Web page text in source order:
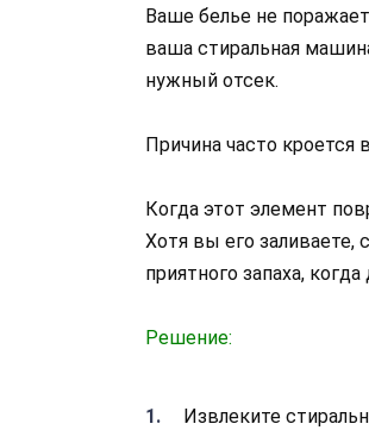
Ваше белье не
ваша стиральная
нужный отсек.
Причина часто
Когда этот элемент
Хотя вы его заливаете,
приятного запаха,
Решение:
Извлеките